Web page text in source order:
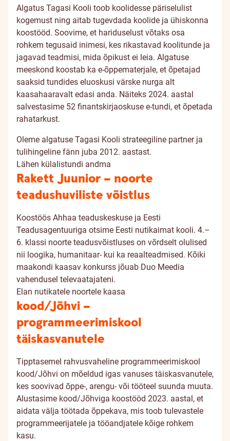
Algatus Tagasi Kooli toob koolidesse päriselulist
kogemust ning aitab tugevdada koolide ja ühiskonna
koostööd. Soovime, et hariduselust võtaks osa
rohkem tegusaid inimesi, kes rikastavad koolitunde ja
jagavad teadmisi, mida õpikust ei leia. Algatuse
meeskond koostab ka e-õppematerjale, et õpetajad
saaksid tundides eluoskusi värske nurga alt
kaasahaaravalt edasi anda. Näiteks 2024. aastal
salvestasime 52 finantskirjaoskuse e-tundi, et õpetada
rahatarkust.
Oleme algatuse Tagasi Kooli strateegiline partner ja
tulihingeline fänn juba 2012. aastast.
Lähen külalistundi andma
Rakett Juunior – noorte
teadushuviliste võistlus
Koostöös Ahhaa teaduskeskuse ja Eesti
Teadusagentuuriga otsime Eesti nutikaimat kooli. 4.–
6. klassi noorte teadusvõistluses on võrdselt olulised
nii loogika, humanitaar- kui ka reaalteadmised. Kõiki
maakondi kaasav konkurss jõuab Duo Meedia
vahendusel televaatajateni.
Elan nutikatele noortele kaasa
kood/Jõhvi –
programmeerimiskool
täiskasvanutele
Tipptasemel rahvusvaheline programmeerimiskool
kood/Jõhvi on mõeldud igas vanuses täiskasvanutele,
kes soovivad õppe-, arengu- või tööteel suunda muuta.
Alustasime kood/Jõhviga koostööd 2023. aastal, et
aidata välja töötada õppekava, mis toob tulevastele
programmeerijatele ja tööandjatele kõige rohkem
kasu.